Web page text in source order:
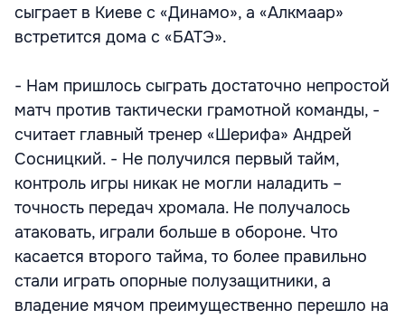
сыграет в Киеве с «Динамо», а «Алкмаар»
встретится дома с «БАТЭ».
- Нам пришлось сыграть достаточно непростой
матч против тактически грамотной команды, -
считает главный тренер «Шерифа» Андрей
Сосницкий. - Не получился первый тайм,
контроль игры никак не могли наладить –
точность передач хромала. Не получалось
атаковать, играли больше в обороне. Что
касается второго тайма, то более правильно
стали играть опорные полузащитники, а
владение мячом преимущественно перешло на